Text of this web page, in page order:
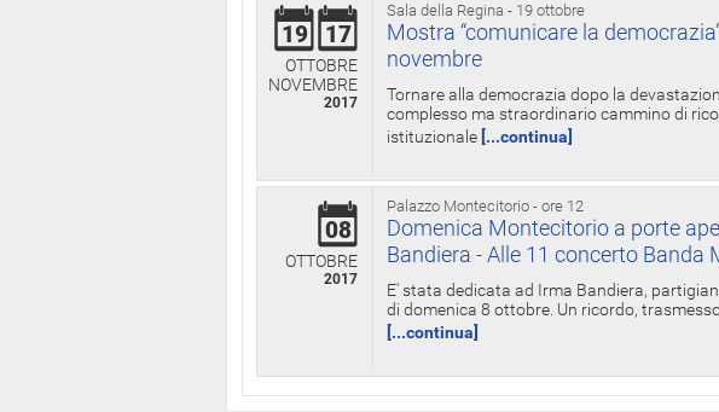
Sala della Regina - 19 ottobre
19 17
OTTOBRE
NOVEMBRE
2017
Mostra “comunicare la
novembre
Tornare alla democrazia dopo la
complesso ma straordinario cammino di
istituzionale [...continua]
Palazzo Montecitorio - ore 12
08
OTTOBRE
2017
Domenica Montecitorio a porte
Bandiera - Alle 11 concerto
E' stata dedicata ad Irma Bandiera,
di domenica 8 ottobre. Un ricordo,
[...continua]